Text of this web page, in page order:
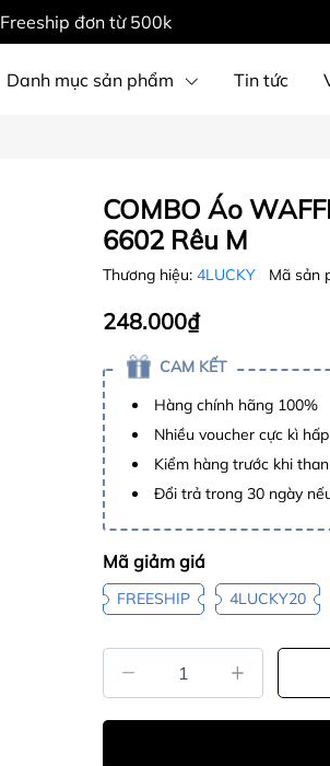
Freeship đơn từ 500k
Danh mục sản phẩm Tin tức
COMBO Áo
6602 Rêu M
Thương hiệu: 4LUCKY Mã sản
248.000₫
CAM KẾT
Hàng chính hãng 100%
Nhiều voucher cực kì
Kiểm hàng trước khi
Đổi trả trong 30 ngày
Mã giảm giá
FREESHIP 4LUCKY20